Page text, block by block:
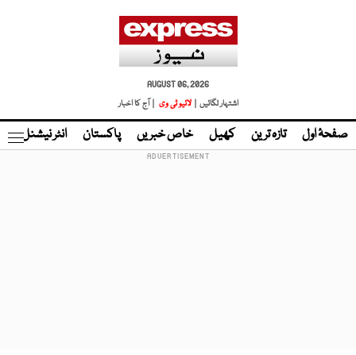
AUGUST 06, 2026
اشتہار لگائیں |
لائیو ٹی وی | آج کا اخبار
صفحۂ اول تازہ ترین کھیل خاص خبریں پاکستان انٹر نیشنل